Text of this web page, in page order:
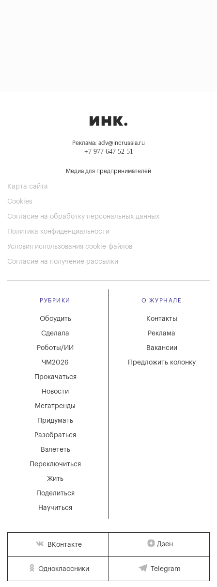
Реклама: adv@incrussia.ru
+7 977 647 52 51
Медиа для предпринимателей
Карта сайта
Cookies
Согласие на обработку персональных данных
Политика конфиденциальности
Условия использования cookie-файлов
Согласие на получение рассылки
РУБРИКИ
Мегатренды
Придумать
Разобраться
Взлететь
Новости
Переключиться
Жить
Поделиться
Научиться
Обсудить
Сделала
Роботы/ИИ
ЧМ2026
Прокачаться
О ЖУРНАЛЕ
Вакансии
Реклама
Контакты
Предложить колонку
ВКонтакте Дзен
Одноклассники Telegram